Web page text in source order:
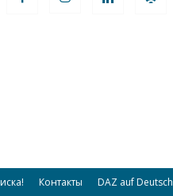
Контакты DAZ auf Deutsch